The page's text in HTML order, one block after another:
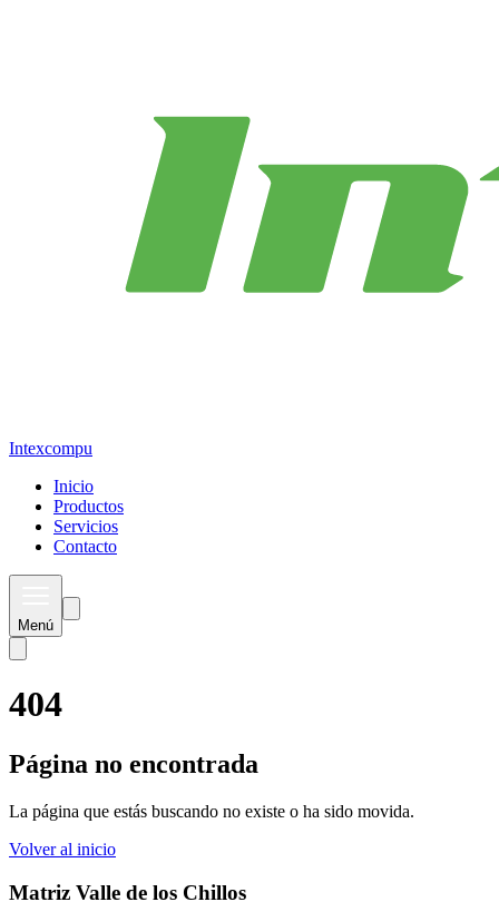
Intexcompu
Inicio
Productos
Servicios
Contacto
Menú
404
Página no encontrada
La página que estás buscando no existe o ha sido movida.
Volver al inicio
Matriz Valle de los Chillos